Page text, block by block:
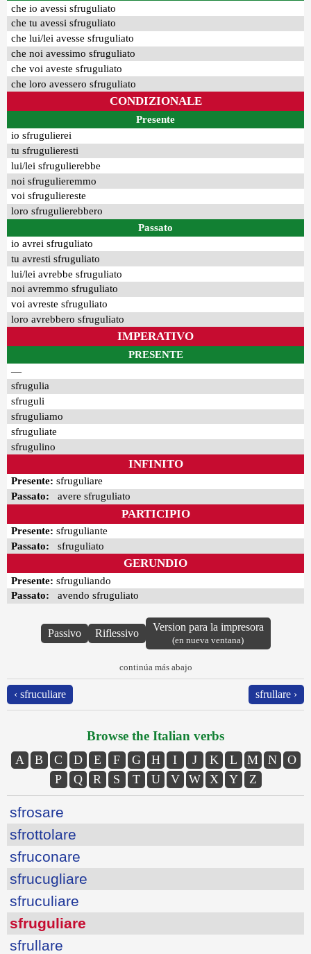
che io avessi sfruguliato
che tu avessi sfruguliato
che lui/lei avesse sfruguliato
che noi avessimo sfruguliato
che voi aveste sfruguliato
che loro avessero sfruguliato
CONDIZIONALE
Presente
io sfrugulierei
tu sfrugulieresti
lui/lei sfrugulierebbe
noi sfrugulieremmo
voi sfruguliereste
loro sfrugulierebbero
Passato
io avrei sfruguliato
tu avresti sfruguliato
lui/lei avrebbe sfruguliato
noi avremmo sfruguliato
voi avreste sfruguliato
loro avrebbero sfruguliato
IMPERATIVO
PRESENTE
—
sfrugulia
sfruguli
sfruguliamo
sfruguliate
sfrugulino
INFINITO
Presente: sfruguliare
Passato: avere sfruguliato
PARTICIPIO
Presente: sfruguliante
Passato: sfruguliato
GERUNDIO
Presente: sfruguliando
Passato: avendo sfruguliato
Passivo Riflessivo
Version para la impresora
(en nueva ventana)
continúa más abajo
‹ sfruculiare sfrullare ›
Browse the Italian verbs
A B C D E F G H I J K L M N
O
P
Q R S T U V W X Y Z
sfrosare
sfrottolare
sfruconare
sfrucugliare
sfruculiare
sfruguliare
sfrullare